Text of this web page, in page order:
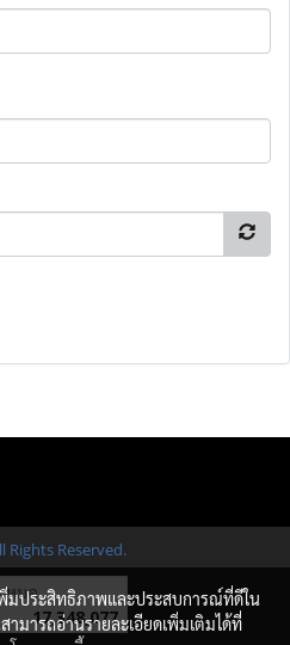
Reserved.
หมด
17,348,077
พิ่มประสิทธิภาพและประสบการณ์ที่ดีใน
ามารถอ่านรายละเอียดเพิ่มเติมได้ที่